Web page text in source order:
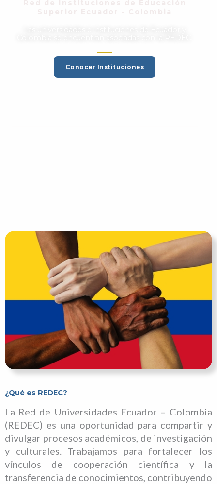
Conocer Instituciones
¿Qué es REDEC?
La Red de Universidades Ecuador – Colombia
(REDEC) es una oportunidad para compartir y
divulgar procesos académicos, de investigación
y culturales. Trabajamos para fortalecer los
vínculos de cooperación científica y la
transferencia de conocimientos, contribuyendo